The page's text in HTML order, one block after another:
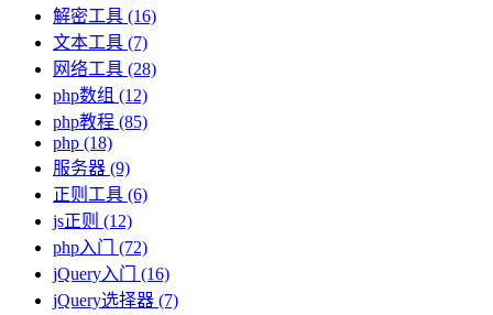
解密工具 (16)
文本工具 (7)
网络工具 (28)
php数组 (12)
php教程 (85)
php (18)
服务器 (9)
正则工具 (6)
js正则 (12)
php入门
(72)
jQuery入门
(16)
jQuery选择器 (7)